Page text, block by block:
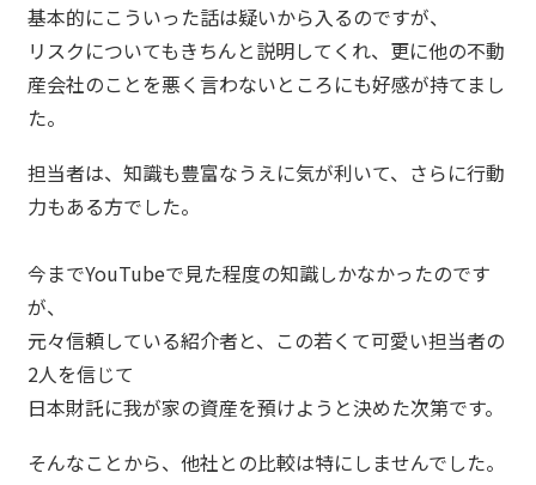
基本的にこういった話は疑いから入るのですが、
リスクについてもきちんと説明してくれ、更に他の不動
産会社のことを悪く言わないところにも好感が持てまし
た。
担当者は、知識も豊富なうえに気が利いて、さらに行動
力もある方でした。
今までYouTubeで見た程度の知識しかなかったのです
が、
元々信頼している紹介者と、この若くて可愛い担当者の
2人を信じて
日本財託に我が家の資産を預けようと決めた次第です。
そんなことから、他社との比較は特にしませんでした。